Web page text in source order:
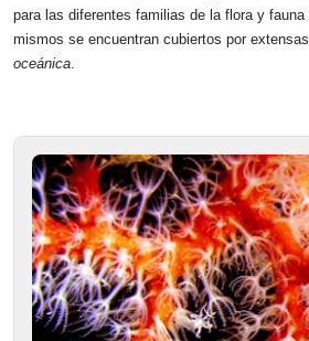
para las diferentes familias de la flora y
mismos se encuentran cubiertos por
oceánica